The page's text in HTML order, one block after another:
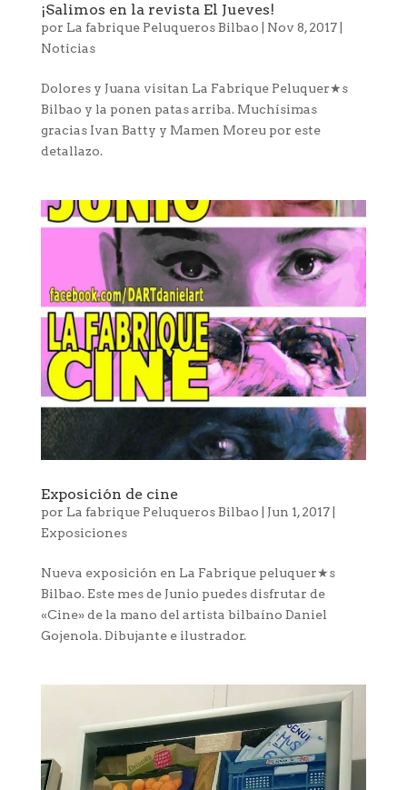
¡Salimos en la revista El Jueves!
por La fabrique Peluqueros Bilbao Nov 8, 2017|
Noticias
Dolores y Juana visitan La Fabrique Peluquer★s
Bilbao y la ponen patas arriba. Muchísimas
gracias Ivan Batty y Mamen Moreu por este
detallazo.
Exposición de cine
por La fabrique Peluqueros Bilbao Jun 1, 2017|
Exposiciones
Nueva exposición en La Fabrique peluquer★s
Bilbao. Este mes de Junio puedes disfrutar de
«Cine» de la mano del artista bilbaíno Daniel
Gojenola. Dibujante e ilustrador.